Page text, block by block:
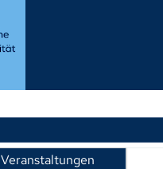
Veranstaltungen